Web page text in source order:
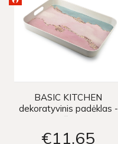
BASIC KITCHEN
dekoratyvinis padėklas -
rožinis
€11 65